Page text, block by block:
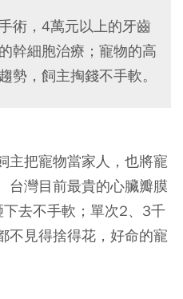
術，4萬元以上的牙齒
幹細胞治療；寵物的高
勢，飼主掏錢不手軟。
主把寵物當家人，也將寵
台灣目前最貴的心臟瓣膜
去不手軟；單次2、3千
不見得捨得花，好命的寵